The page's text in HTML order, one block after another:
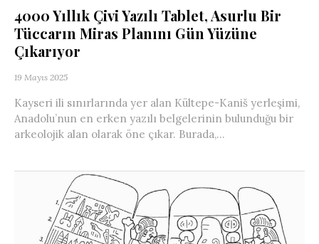
4000 Yıllık Çivi Yazılı Tablet, Asurlu Bir
Tüccarın Miras Planını Gün Yüzüne
Çıkarıyor
19 Mayıs 2025
Kayseri ili sınırlarında yer alan Kültepe-Kaniš yerleşimi,
Anadolu’nun en erken yazılı belgelerinin bulunduğu bir
arkeolojik alan olarak öne çıkar. Burada,...